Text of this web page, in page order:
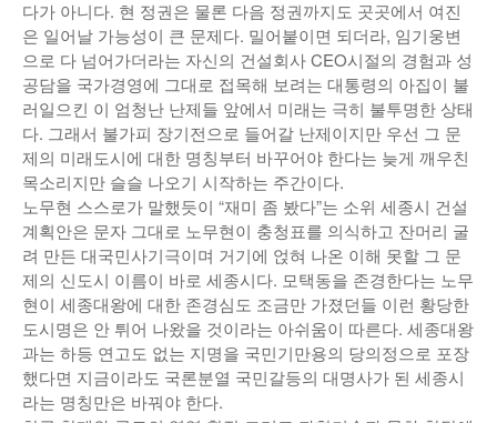
다가 아니다. 현 정권은 물론 다음 정권까지도 곳곳에서 여진
은 일어날 가능성이 큰 문제다. 밀어붙이면 되더라, 임기웅변
으로 다 넘어가더라는 자신의 건설회사 CEO시절의 경험과 성
공담을 국가경영에 그대로 접목해 보려는 대통령의 아집이 불
러일으킨 이 엄청난 난제들 앞에서 미래는 극히 불투명한 상태
다. 그래서 불가피 장기전으로 들어갈 난제이지만 우선 그 문
제의 미래도시에 대한 명칭부터 바꾸어야 한다는 늦게 깨우친
목소리지만 슬슬 나오기 시작하는 주간이다.
노무현 스스로가 말했듯이 “재미 좀 봤다”는 소위 세종시 건설
계획안은 문자 그대로 노무현이 충청표를 의식하고 잔머리 굴
려 만든 대국민사기극이며 거기에 얹혀 나온 이해 못할 그 문
제의 신도시 이름이 바로 세종시다. 모택동을 존경한다는 노무
현이 세종대왕에 대한 존경심도 조금만 가졌던들 이런 황당한
도시명은 안 튀어 나왔을 것이라는 아쉬움이 따른다. 세종대왕
과는 하등 연고도 없는 지명을 국민기만용의 당의정으로 포장
했다면 지금이라도 국론분열 국민갈등의 대명사가 된 세종시
라는 명칭만은 바꿔야 한다.